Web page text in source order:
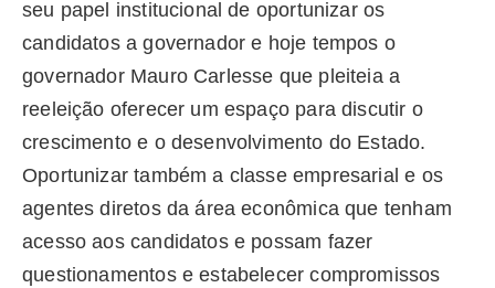
seu papel institucional de oportunizar os
candidatos a governador e hoje tempos o
governador Mauro Carlesse que pleiteia a
reeleição oferecer um espaço para discutir o
crescimento e o desenvolvimento do Estado.
Oportunizar também a classe empresarial e os
agentes diretos da área econômica que tenham
acesso aos candidatos e possam fazer
questionamentos e estabelecer compromissos